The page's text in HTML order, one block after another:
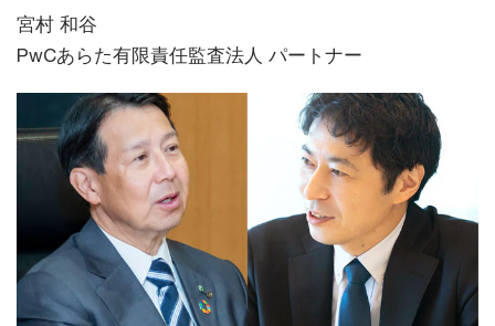
宮村 和谷
PwCあらた有限責任監査法人 パートナー